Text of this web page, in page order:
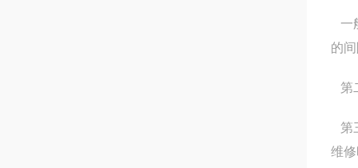
一
的
第
第
维